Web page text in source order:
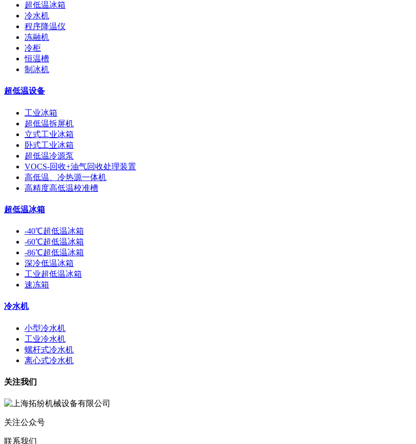
超低温冰箱
冷水机
程序降温仪
冻融机
冷柜
恒温槽
制冰机
超低温设备
工业冰箱
超低温拆屏机
立式工业冰箱
卧式工业冰箱
超低温冷源泵
VOCS-回收+油气回收处理装置
高低温、冷热源一体机
高精度高低温校准槽
超低温冰箱
-40℃超低温冰箱
-60℃超低温冰箱
-86℃超低温冰箱
深冷低温冰箱
工业超低温冰箱
速冻箱
冷水机
小型冷水机
工业冷水机
螺杆式冷水机
离心式冷水机
关注我们
关注公众号
联系我们